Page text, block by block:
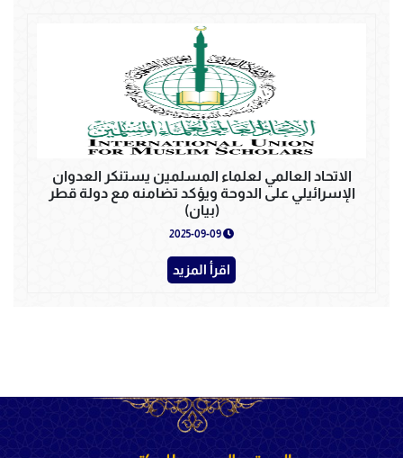
الاتحاد العالمي لعلماء المسلمين يستنكر العدوان
الإسرائيلي على الدوحة ويؤكد تضامنه مع دولة قطر
(بيان)
اقرأ المزيد